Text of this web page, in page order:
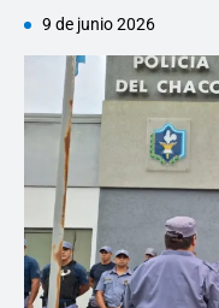
9 de junio 2026